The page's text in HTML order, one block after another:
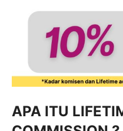
APA ITU